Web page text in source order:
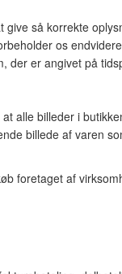
give så korrekte
os
der er angivet på
alle billeder i
billede af varen
foretaget af